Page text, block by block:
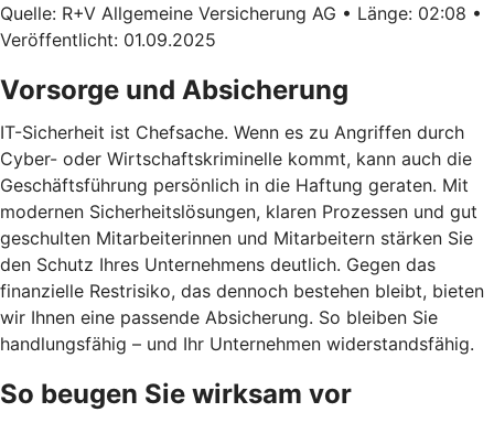
Quelle: R+V Allgemeine Versicherung AG • Länge: 02:08 •
Veröffentlicht: 01.09.2025
Vorsorge und Absicherung
IT-Sicherheit ist Chefsache. Wenn es zu Angriffen durch
Cyber- oder Wirtschaftskriminelle kommt, kann auch die
Geschäftsführung persönlich in die Haftung geraten. Mit
modernen Sicherheitslösungen, klaren Prozessen und gut
geschulten Mitarbeiterinnen und Mitarbeitern stärken Sie
den Schutz Ihres Unternehmens deutlich. Gegen das
finanzielle Restrisiko, das dennoch bestehen bleibt, bieten
wir Ihnen eine passende Absicherung. So bleiben Sie
handlungsfähig – und Ihr Unternehmen widerstandsfähig.
So beugen Sie wirksam vor